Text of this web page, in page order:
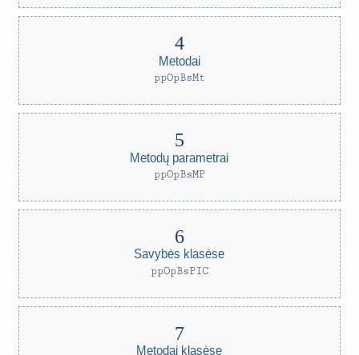
Metodai
ppOpBsMt
Metodų parametrai
ppOpBsMP
Savybės klasėse
ppOpBsPIC
Metodai klasėse